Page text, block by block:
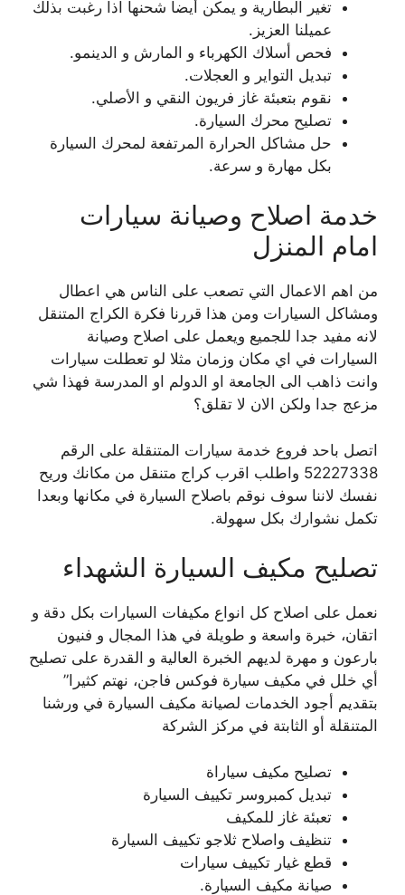
تغير البطارية و يمكن أيضا شحنها اذا رغبت بذلك
عميلنا العزيز.
فحص أسلاك الكهرباء و المارش و الدينمو.
تبديل التواير و العجلات.
نقوم بتعبئة غاز فريون النقي و الأصلي.
تصليح محرك السيارة.
حل مشاكل الحرارة المرتفعة لمحرك السيارة
بكل مهارة و سرعة.
خدمة اصلاح وصيانة سيارات
امام المنزل
من اهم الاعمال التي تصعب على الناس هي اعطال
ومشاكل السيارات ومن هذا قررنا فكرة الكراج المتنقل
لانه مفيد جدا للجميع ويعمل على اصلاح وصيانة
السيارات في اي مكان وزمان مثلا لو تعطلت سيارات
وانت ذاهب الى الجامعة او الدولم او المدرسة فهذا شي
مزعج جدا ولكن الان لا تقلق؟
اتصل باحد فروع خدمة سيارات المتنقلة على الرقم
52227338 واطلب اقرب كراج متنقل من مكانك وريح
نفسك لاننا سوف نوقم باصلاح السيارة في مكانها وبعدا
تكمل نشوارك بكل سهولة.
تصليح مكيف السيارة الشهداء
نعمل على اصلاح كل انواع مكيفات السيارات بكل دقة و
اتقان، خبرة واسعة و طويلة في هذا المجال و فنيون
بارعون و مهرة لديهم الخبرة العالية و القدرة على تصليح
أي خلل في مكيف سيارة فوكس فاجن، نهتم كثيرا”
بتقديم أجود الخدمات لصيانة مكيف السيارة في ورشنا
المتنقلة أو الثابتة في مركز الشركة
تصليح مكيف سياراة
تبديل كمبروسر تكييف السيارة
تعبئة غاز للمكيف
تنظيف واصلاح ثلاجو تكييف السيارة
قطع غيار تكييف سيارات
صيانة مكيف السيارة.